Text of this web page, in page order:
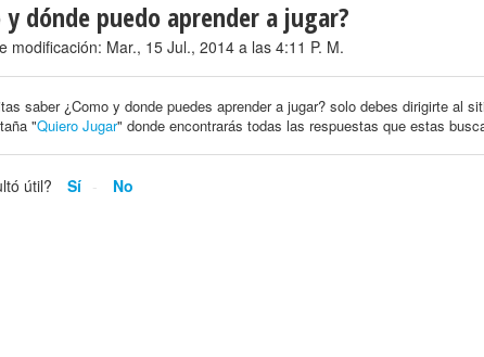
y dónde puedo aprender a jugar?
modificación: Mar., 15 Jul., 2014 a las 4:11 P. M.
saber ¿Como y donde puedes aprender a jugar? solo debes dirigirte al
"Quiero Jugar" donde encontrarás todas las respuestas que estas
útil? Sí No